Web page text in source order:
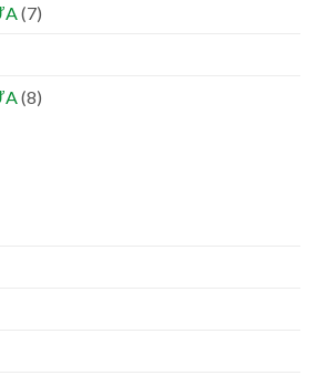
(7)
(8)